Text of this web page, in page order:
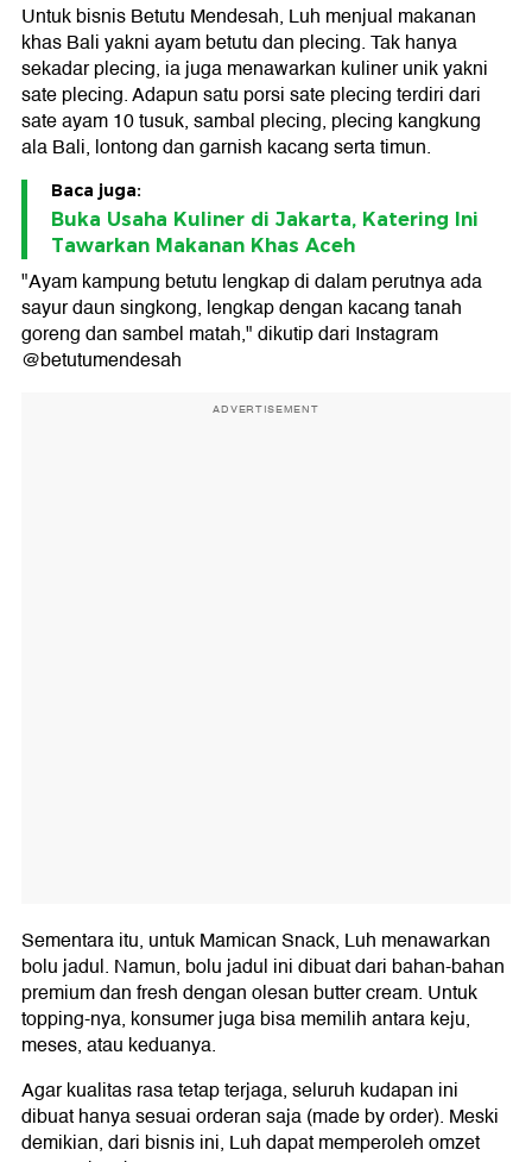
Untuk bisnis Betutu Mendesah, Luh menjual makanan
khas Bali yakni ayam betutu dan plecing. Tak hanya
sekadar plecing, ia juga menawarkan kuliner unik yakni
sate plecing. Adapun satu porsi sate plecing terdiri dari
sate ayam 10 tusuk, sambal plecing, plecing kangkung
ala Bali, lontong dan garnish kacang serta timun.
Baca juga:
Buka Usaha Kuliner di Jakarta, Katering Ini
Tawarkan Makanan Khas Aceh
"Ayam kampung betutu lengkap di dalam perutnya ada
sayur daun singkong, lengkap dengan kacang tanah
goreng dan sambel matah," dikutip dari Instagram
@betutumendesah
ADVERTISEMENT
Sementara itu, untuk Mamican Snack, Luh menawarkan
bolu jadul. Namun, bolu jadul ini dibuat dari bahan-bahan
premium dan fresh dengan olesan butter cream. Untuk
topping-nya, konsumer juga bisa memilih antara keju,
meses, atau keduanya.
Agar kualitas rasa tetap terjaga, seluruh kudapan ini
dibuat hanya sesuai orderan saja (made by order). Meski
demikian, dari bisnis ini, Luh dapat memperoleh omzet